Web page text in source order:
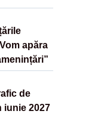
apăra
de
iunie 2027